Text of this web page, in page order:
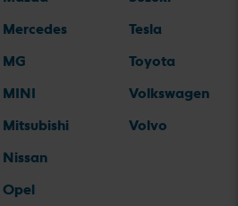
Mercedes
MG
MINI
Mitsubishi
Nissan
Opel
Tesla
Toyota
Volkswagen
Volvo